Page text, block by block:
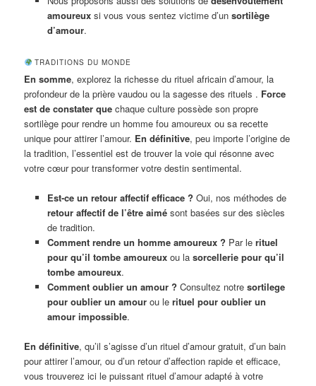
amoureuxsi vous vous sentez victime d’un sortilège
d’amour.
TRADITIONS DU MONDE
En somme, explorez la richesse du rituel africain d’amour, la
profondeur de la prière vaudou ou la sagesse des rituels . Force
est de constater que chaque culture possède son propre
sortilège pour rendre un homme fou amoureux ou sa recette
unique pour attirer l’amour. En définitive, peu importe l’origine de
la tradition, l’essentiel est de trouver la voie qui résonne avec
votre cœur pour transformer votre destin sentimental.
Est-ce un retour affectif efficace ? Oui, nos méthodes de
retour affectif de l’être aimésont basées sur des siècles
de tradition.
Comment rendre un homme amoureux ? Par le rituel
pour qu’il tombe amoureuxou la sorcellerie pour qu’il
tombe amoureux.
Comment oublier un amour ? Consultez notre sortilege
pour oublier un amourou le rituel pour oublier un
amour impossible.
En définitive, qu’il s’agisse d’un rituel d’amour gratuit, d’un bain
pour attirer l’amour, ou d’un retour d’affection rapide et efficace,
vous trouverez ici le puissant rituel d’amour adapté à votre